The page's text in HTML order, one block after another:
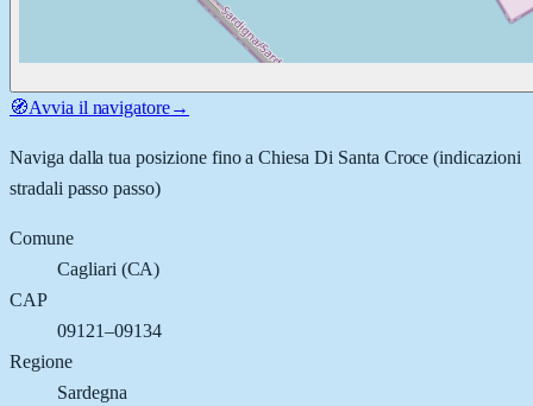
🧭Avvia il navigatore→
Naviga dalla tua posizione fino aChiesa Di Santa Croce (indicazioni
stradali passo passo)
Comune
Cagliari (CA)
CAP
09121–09134
Regione
Sardegna